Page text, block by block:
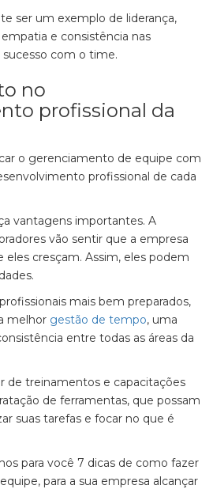
ser um exemplo de liderança,
e consistência nas
com o time.
no
profissional da
o gerenciamento de equipe com
profissional de cada
vantagens importantes. A
vão sentir que a empresa
eles cresçam. Assim, eles podem
mais bem preparados,
melhor gestão de tempo, uma
entre todas as áreas da
de treinamentos e capacitações
de ferramentas, que possam
suas tarefas e focar no que é
para você 7 dicas de como fazer
para a sua empresa alcançar